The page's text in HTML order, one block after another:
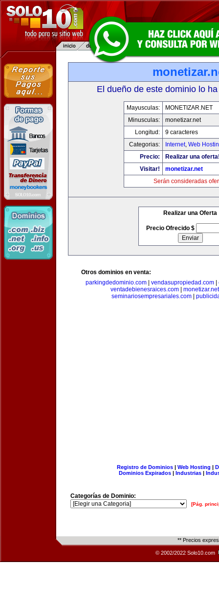
El dueño de este dominio lo
Mayusculas:
MONETIZAR.NET
Minusculas:
monetizar.net
Longitud:
9 caracteres
Categorias:
Internet, Web
Precio:
Realizar una
Visitar!
monetizar.net
Serán consideradas
Realizar una Oferta
Precio Ofrecido $
Otros dominios en venta:
parkingdedominio.com| vendasupropiedad.com|
ventadebienesraices.com
monetizar.net
seminariosempresariales.com
Registro de Dominios| Web Hosting |
Dominios Expirados | Industrias |
Categorías de Dominio:
[Pág.
** Precios
© 2002/2022 Solo10.com